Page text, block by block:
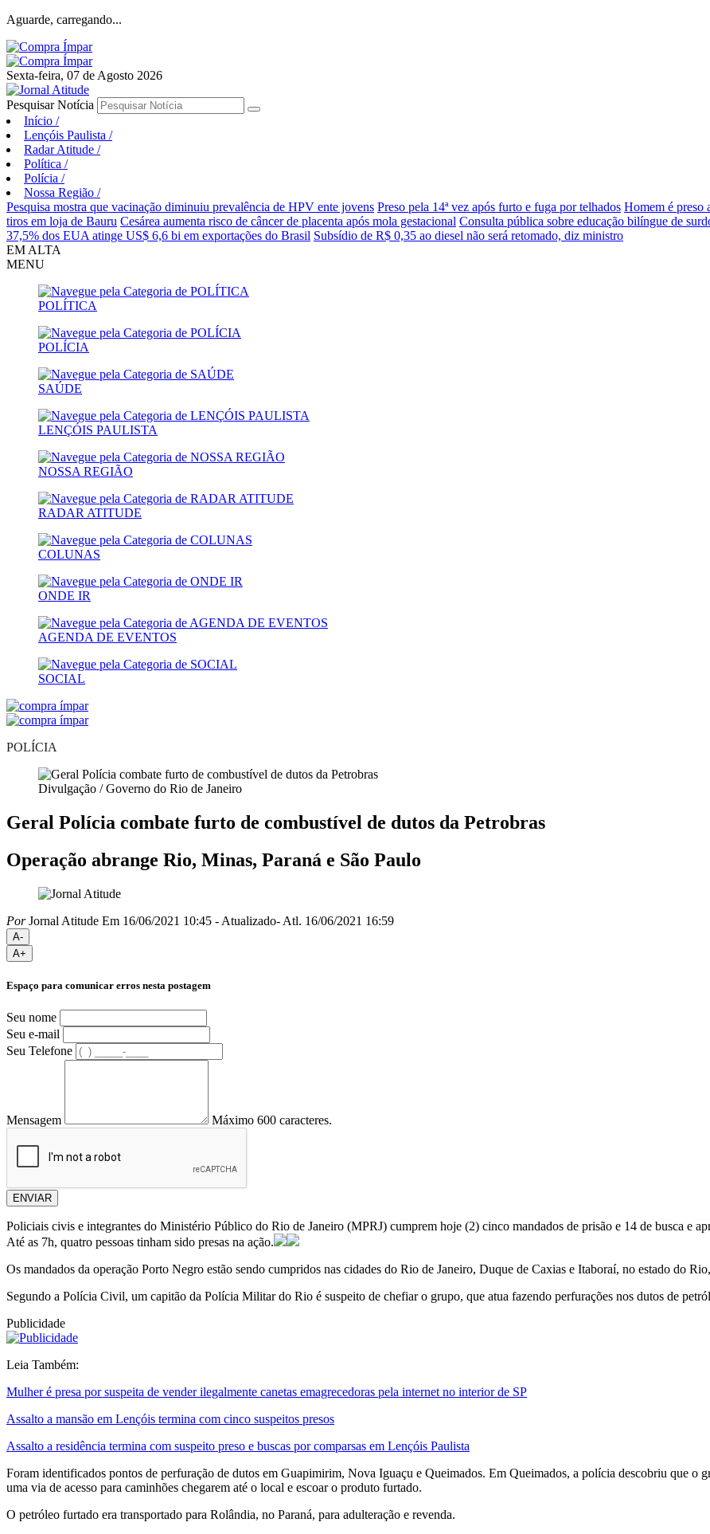
Aguarde, carregando...
Sexta-feira, 07 de Agosto 2026
Pesquisar Notícia
Início /
Lençóis Paulista /
Radar Atitude /
Política /
Polícia /
Nossa Região /
Pesquisa mostra que vacinação diminuiu prevalência de HPV ente jovens Preso pela 14ª vez após furto e fuga por telhados Homem é preso
tiros em loja de Bauru Cesárea aumenta risco de câncer de placenta após mola gestacional Consulta pública sobre educação bilíngue de
37,5% dos EUA atinge US$ 6,6 bi em exportações do Brasil Subsídio de R$ 0,35 ao diesel não será retomado, diz ministro
EM ALTA
MENU
POLÍTICA
POLÍCIA
SAÚDE
LENÇÓIS PAULISTA
NOSSA REGIÃO
RADAR ATITUDE
COLUNAS
ONDE IR
AGENDA DE EVENTOS
SOCIAL
POLÍCIA
Divulgação / Governo do Rio de Janeiro
Geral Polícia combate furto de combustível de dutos da Petrobras
Operação abrange Rio, Minas, Paraná e São Paulo
PorJornal Atitude Em 16/06/2021 10:45 - Atualizado- Atl. 16/06/2021 16:59
A-
A+
Espaço para comunicar erros nesta postagem
Seu nome
Seu e-mail
Seu Telefone
Mensagem Máximo 600 caracteres.
ENVIAR
Policiais civis e integrantes do Ministério Público do Rio de Janeiro (MPRJ) cumprem hoje (2) cinco mandados de prisão e 14 de busca e
Até as 7h, quatro pessoas tinham sido presas na ação.
Os mandados da operação Porto Negro estão sendo cumpridos nas cidades do Rio de Janeiro, Duque de Caxias e Itaboraí, no estado do
Segundo a Polícia Civil, um capitão da Polícia Militar do Rio é suspeito de chefiar o grupo, que atua fazendo perfurações nos dutos de
Publicidade
Leia Também:
Mulher é presa por suspeita de vender ilegalmente canetas emagrecedoras pela internet no interior de SP
Assalto a mansão em Lençóis termina com cinco suspeitos presos
Assalto a residência termina com suspeito preso e buscas por comparsas em Lençóis Paulista
Foram identificados pontos de perfuração de dutos em Guapimirim, Nova Iguaçu e Queimados. Em Queimados, a polícia descobriu que o
uma via de acesso para caminhões chegarem até o local e escoar o produto furtado.
O petróleo furtado era transportado para Rolândia, no Paraná, para adulteração e revenda.